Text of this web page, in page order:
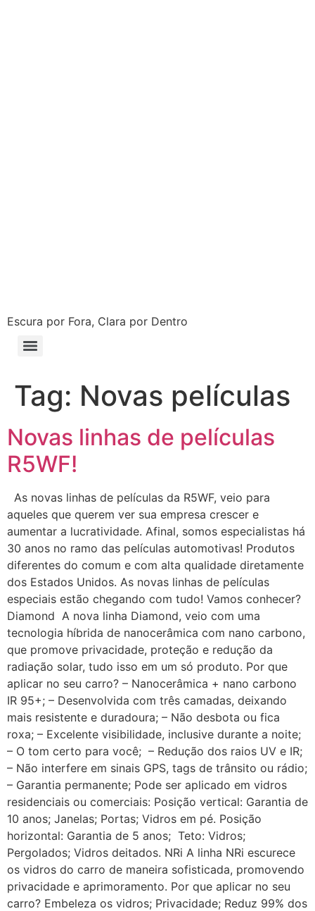
Escura por Fora, Clara por Dentro
Tag: Novas películas
Novas linhas de películas
R5WF!
As novas linhas de películas da R5WF, veio para
aqueles que querem ver sua empresa crescer e
aumentar a lucratividade. Afinal, somos especialistas há
30 anos no ramo das películas automotivas! Produtos
diferentes do comum e com alta qualidade diretamente
dos Estados Unidos. As novas linhas de películas
especiais estão chegando com tudo! Vamos conhecer?
Diamond A nova linha Diamond, veio com uma
tecnologia híbrida de nanocerâmica com nano carbono,
que promove privacidade, proteção e redução da
radiação solar, tudo isso em um só produto. Por que
aplicar no seu carro? – Nanocerâmica + nano carbono
IR 95+; – Desenvolvida com três camadas, deixando
mais resistente e duradoura; – Não desbota ou fica
roxa; – Excelente visibilidade, inclusive durante a noite;
– O tom certo para você; – Redução dos raios UV e IR;
– Não interfere em sinais GPS, tags de trânsito ou rádio;
– Garantia permanente; Pode ser aplicado em vidros
residenciais ou comerciais: Posição vertical: Garantia de
10 anos; Janelas; Portas; Vidros em pé. Posição
horizontal: Garantia de 5 anos; Teto: Vidros;
Pergolados; Vidros deitados. NRi A linha NRi escurece
os vidros do carro de maneira sofisticada, promovendo
privacidade e aprimoramento. Por que aplicar no seu
carro? Embeleza os vidros; Privacidade; Reduz 99% dos